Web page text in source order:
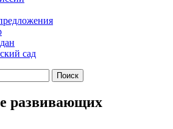
сад
развивающих